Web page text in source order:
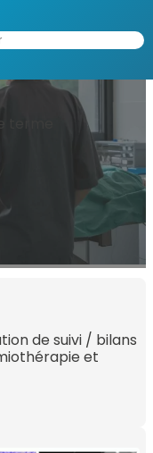
terme
de suivi / bilans
et